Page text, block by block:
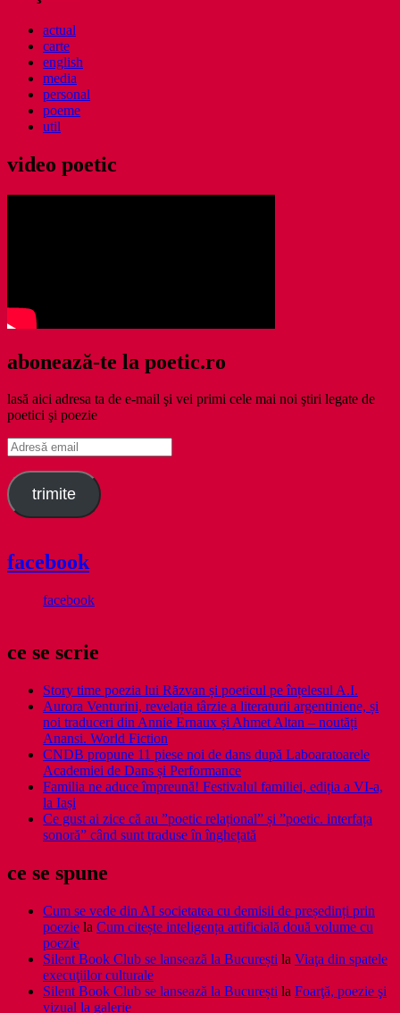
actual
carte
english
media
personal
poeme
util
video poetic
abonează-te la poetic.ro
lasă aici adresa ta de e-mail şi vei primi cele mai noi ştiri legate de
poetici şi poezie
Adresă
email
trimite
facebook
facebook
ce se scrie
Story time poezia lui Răzvan și poeticul pe înțelesul A.I.
Aurora Venturini, revelația târzie a literaturii argentiniene, și
noi traduceri din Annie Ernaux și Ahmet Altan – noutăți
Anansi. World Fiction
CNDB propune 11 piese noi de dans după Laboaratoarele
Academiei de Dans și Performance
Familia ne aduce împreună! Festivalul familiei, ediția a VI-a,
la Iași
Ce gust ai zice că au ”poetic relațional” și ”poetic. interfața
sonoră” când sunt traduse în înghețată
ce se spune
Cum se vede din AI societatea cu demisii de președinți prin
poezie la Cum citește inteligența artificială două volume cu
poezie
Silent Book Club se lansează la București la Viaţa din spatele
execuţiilor culturale
Silent Book Club se lansează la București la Foarţă, poezie şi
vizual la galerie